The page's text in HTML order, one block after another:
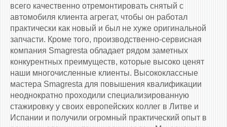
всего качественно отремонтировать снятый с
автомобиля клиента агрегат, чтобы он работал
практически как новый и был не хуже оригинальной
запчасти. Кроме того, производственно-сервисная
компания Smagresta обладает рядом заметных
конкурентных преимуществ, которые высоко ценят
наши многочисленные клиенты. Высококлассные
мастера Smagresta для повышения квалификации
неоднократно проходили специализированную
стажировку у своих европейских коллег в Литве и
Испании и получили огромный практический опыт в